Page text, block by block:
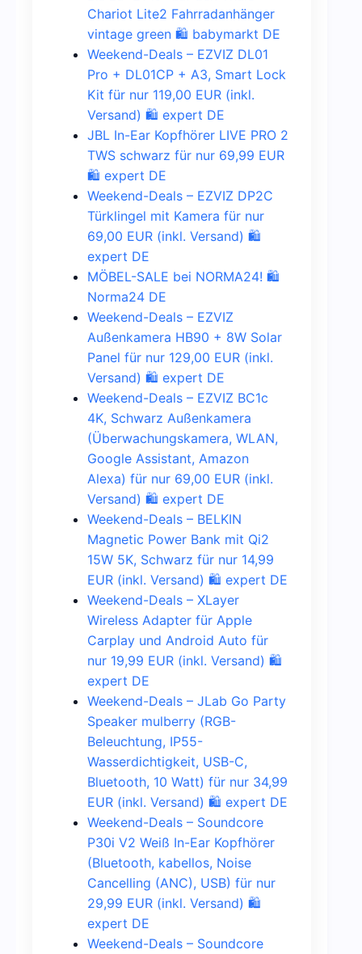
Chariot Lite2 Fahrradanhänger
vintage green 🛍️ babymarkt DE
Weekend-Deals – EZVIZ DL01
Pro + DL01CP + A3, Smart Lock
Kit für nur 119,00 EUR (inkl.
Versand) 🛍️ expert DE
JBL In-Ear Kopfhörer LIVE PRO 2
TWS schwarz für nur 69,99 EUR
🛍️ expert DE
Weekend-Deals – EZVIZ DP2C
Türklingel mit Kamera für nur
69,00 EUR (inkl. Versand) 🛍️
expert DE
MÖBEL-SALE bei NORMA24! 🛍️
Norma24 DE
Weekend-Deals – EZVIZ
Außenkamera HB90 + 8W Solar
Panel für nur 129,00 EUR (inkl.
Versand) 🛍️ expert DE
Weekend-Deals – EZVIZ BC1c
4K, Schwarz Außenkamera
(Überwachungskamera, WLAN,
Google Assistant, Amazon
Alexa) für nur 69,00 EUR (inkl.
Versand) 🛍️ expert DE
Weekend-Deals – BELKIN
Magnetic Power Bank mit Qi2
15W 5K, Schwarz für nur 14,99
EUR (inkl. Versand) 🛍️ expert DE
Weekend-Deals – XLayer
Wireless Adapter für Apple
Carplay und Android Auto für
nur 19,99 EUR (inkl. Versand) 🛍️
expert DE
Weekend-Deals – JLab Go Party
Speaker mulberry (RGB-
Beleuchtung, IP55-
Wasserdichtigkeit, USB-C,
Bluetooth, 10 Watt) für nur 34,99
EUR (inkl. Versand) 🛍️ expert DE
Weekend-Deals – Soundcore
P30i V2 Weiß In-Ear Kopfhörer
(Bluetooth, kabellos, Noise
Cancelling (ANC), USB) für nur
29,99 EUR (inkl. Versand) 🛍️
expert DE
Weekend-Deals – Soundcore